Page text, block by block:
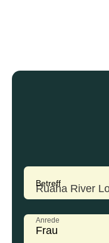
Betreff
Anrede
Frau